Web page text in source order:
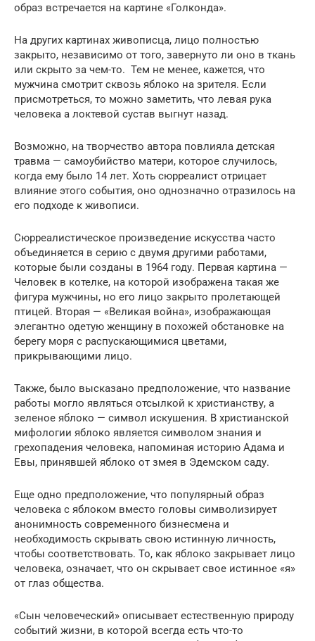
образ встречается на картине «Голконда».
На других картинах живописца, лицо полностью
закрыто, независимо от того, завернуто ли оно в ткань
или скрыто за чем-то. Тем не менее, кажется, что
мужчина смотрит сквозь яблоко на зрителя. Если
присмотреться, то можно заметить, что левая рука
человека а локтевой сустав выгнут назад.
Возможно, на творчество автора повлияла детская
травма — самоубийство матери, которое случилось,
когда ему было 14 лет. Хоть сюрреалист отрицает
влияние этого события, оно однозначно отразилось на
его подходе к живописи.
Сюрреалистическое произведение искусства часто
объединяется в серию с двумя другими работами,
которые были созданы в 1964 году. Первая картина —
Человек в котелке, на которой изображена такая же
фигура мужчины, но его лицо закрыто пролетающей
птицей. Вторая — «Великая война», изображающая
элегантно одетую женщину в похожей обстановке на
берегу моря с распускающимися цветами,
прикрывающими лицо.
Также, было высказано предположение, что название
работы могло являться отсылкой к христианству, а
зеленое яблоко — символ искушения. В христианской
мифологии яблоко является символом знания и
грехопадения человека, напоминая историю Адама и
Евы, принявшей яблоко от змея в Эдемском саду.
Еще одно предположение, что популярный образ
человека с яблоком вместо головы символизирует
анонимность современного бизнесмена и
необходимость скрывать свою истинную личность,
чтобы соответствовать. То, как яблоко закрывает лицо
человека, означает, что он скрывает свое истинное «я»
от глаз общества.
«Сын человеческий» описывает естественную природу
событий жизни, в которой всегда есть что-то